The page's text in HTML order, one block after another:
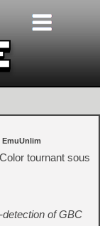
EmuUnlim
tournant sous
of GBC